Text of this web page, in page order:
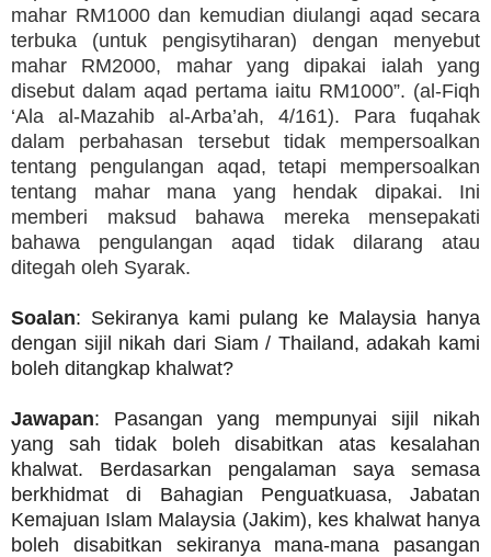
mahar RM1000 dan kemudian diulangi aqad secara
terbuka (untuk pengisytiharan) dengan menyebut
mahar RM2000, mahar yang dipakai ialah yang
disebut dalam aqad pertama iaitu RM1000”. (al-Fiqh
‘Ala al-Mazahib al-Arba’ah, 4/161). Para fuqahak
dalam perbahasan tersebut tidak mempersoalkan
tentang pengulangan aqad, tetapi mempersoalkan
tentang mahar mana yang hendak dipakai. Ini
memberi maksud bahawa mereka mensepakati
bahawa pengulangan aqad tidak dilarang atau
ditegah oleh Syarak.
Soalan: Sekiranya kami pulang ke Malaysia hanya
dengan sijil nikah dari Siam / Thailand, adakah kami
boleh ditangkap khalwat?
Jawapan: Pasangan yang mempunyai sijil nikah
yang sah tidak boleh disabitkan atas kesalahan
khalwat. Berdasarkan pengalaman saya semasa
berkhidmat di Bahagian Penguatkuasa, Jabatan
Kemajuan Islam Malaysia (Jakim), kes khalwat hanya
boleh disabitkan sekiranya mana-mana pasangan